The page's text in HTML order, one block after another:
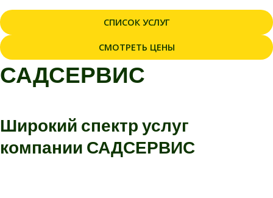
СПИСОК УСЛУГ
СМОТРЕТЬ ЦЕНЫ
САДСЕРВИС
Широкий спектр услуг
компании САДСЕРВИС